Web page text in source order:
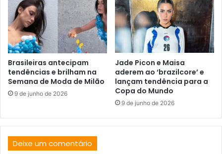
Brasileiras antecipam
tendências e brilham na
Semana de Moda de Milão
9 de junho de 2026
Jade Picon e Maisa
aderem ao ‘brazilcore’ e
lançam tendência para a
Copa do Mundo
9 de junho de 2026
Deixe um comentário